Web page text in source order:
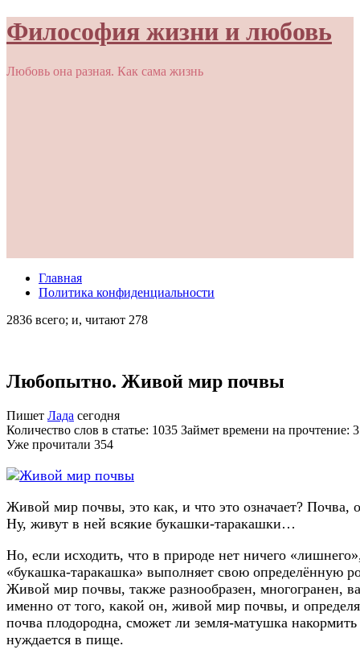
Философия жизни и любовь
Любовь она разная. Как сама жизнь
Главная
Политика конфиденциальности
2836 всего; и, читают 278
Любопытно. Живой мир почвы
Пишет Лада сегодня
Количество слов в статье: 1035 Займет времени на прочтение:
Уже прочитали 354
Живой мир почвы, это как, и что это означает? Почва,
Ну, живут в ней всякие букашки-таракашки…
Но, если исходить, что в природе нет ничего
«букашка-таракашка» выполняет свою определённую
Живой мир почвы, также разнообразен, многогранен,
именно от того, какой он, живой мир почвы, и
почва плодородна, сможет ли земля-матушка накормить
нуждается в пище.